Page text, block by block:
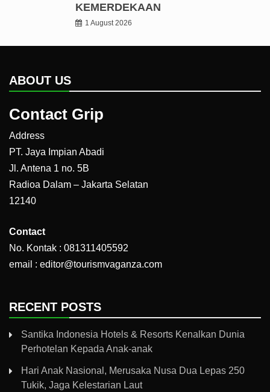
KEMERDEKAAN
1 August 2026
ABOUT US
Contact Grip
Address
PT. Jaya Impian Abadi
Jl. Antena 1 no. 5B
Radioa Dalam – Jakarta Selatan
12140
Contact
No. Kontak : 081311405592
email : editor@tourismvaganza.com
RECENT POSTS
Santika Indonesia Hotels & Resorts Kenalkan Dunia
Perhotelan Kepada Anak-anak
Hari Anak Nasional, Merusaka Nusa Dua Lepas 250
Tukik, Jaga Kelestarian Laut